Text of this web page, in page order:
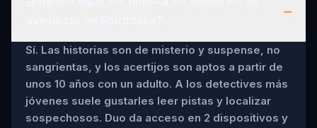
–
Sí. Las historias son de misterio y suspense, no
sangrientas, y los acertijos son aptos a partir de
unos 10 años con un adulto. A los detectives más
jóvenes suele gustarles leer pistas y localizar
sospechosos. Duo da acceso en 2 dispositivos y